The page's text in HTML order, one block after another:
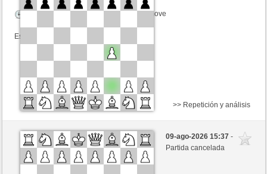
Tiempo: 5 minutes/side + 25 seconds/move
Esta partida es por puntos
Negras
Czerno (1356)
Blancas
Buong (1353)
>> Repetición y análisis
09-ago-2026 15:37-
Partida cancelada